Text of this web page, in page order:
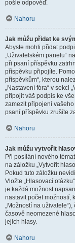
pošle odpověď.
Nahoru
Jak můžu přidat ke
Abyste mohli přidat
„Uživatelském panelu“
při psaní příspěvku
příspěvku připojíte.
příspěvkům“, kterou
„Nastavení fóra“ v sekci
připojit váš podpis ke
zamezit připojení
psaní příspěvku zrušíte
Nahoru
Jak můžu vytvořit
Při posílání nového
na záložku „Vytvořit
Pokud tuto záložku
Vložte „Hlasovací
je každá možnost
nastavit počet možností,
„Možností na
časově neomezené
jejich hlasy.
Nahoru